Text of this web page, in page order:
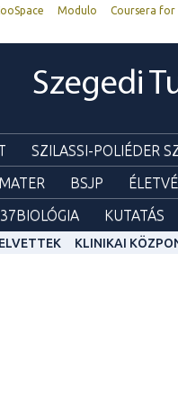
Modulo Coursera for
Szegedi
SZILASSI-POLIÉDER
BSJP
KUTATÁS
KLINIKAI